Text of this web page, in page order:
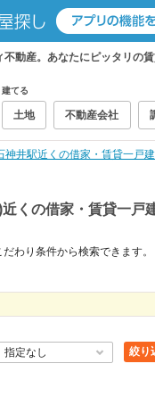
動産。あなたにピッタリの賃
建てる
土地 不動産会社
神井駅近くの借家・賃貸一戸
くの借家・賃貸一戸
わり条件から検索できます。
絞り